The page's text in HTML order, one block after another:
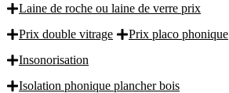
Laine de roche ou laine de verre prix
Prix double vitrage
Prix placo phonique
Insonorisation
Isolation phonique plancher bois